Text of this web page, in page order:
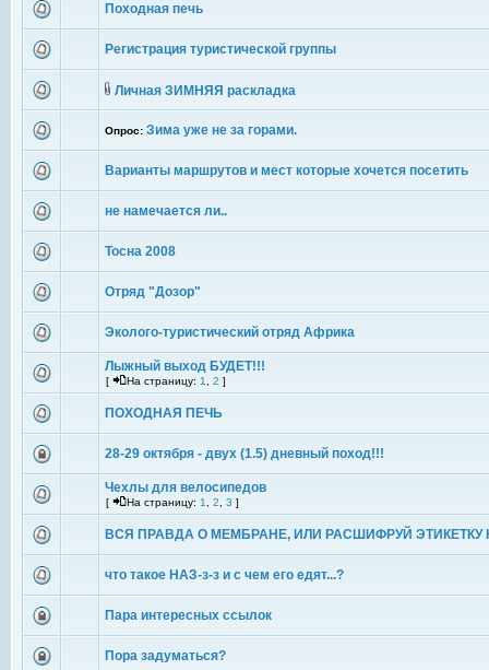
Походная печь
Регистрация туристической группы
Личная ЗИМНЯЯ раскладка
Опрос: Зима уже не за горами.
Варианты маршрутов и мест которые хочется посетить
не намечается ли..
Тосна 2008
Отряд "Дозор"
Эколого-туристический отряд Африка
Лыжный выход БУДЕТ!!!
[ На страницу: 1 2 ]
ПОХОДНАЯ ПЕЧЬ
28-29 октября - двух (1.5) дневный поход!!!
Чехлы для велосипедов
[ На страницу: 1 2 3 ]
ВСЯ ПРАВДА О МЕМБРАНЕ, ИЛИ РАСШИФРУЙ ЭТИКЕТКУ
что такое НАЗ-з-з и с чем его едят...?
Пара интересных ссылок
Пора задуматься?